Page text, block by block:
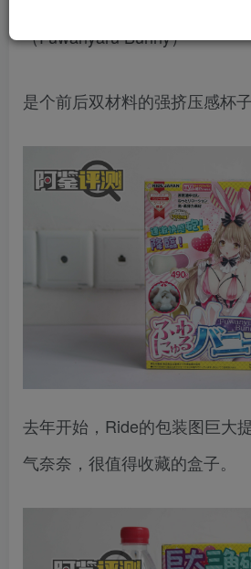
（Fuwanyaru Bunny）
是个前后双材料的强挤压感杯
去年开始，Ride的包装图巨大
气奈奈，很值得收藏的盒子。